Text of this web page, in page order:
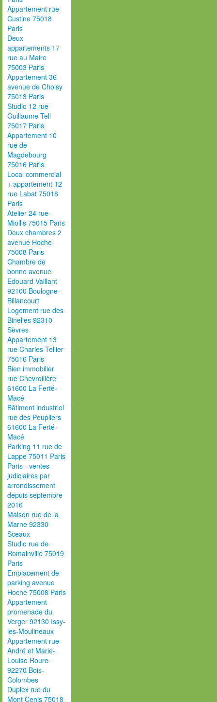
Appartement rue
Custine 75018
Paris
Deux
appartements 17
rue au Maire
75003 Paris
Appartement 36
avenue de Choisy
75013 Paris
Studio 12 rue
Guillaume Tell
75017 Paris
Appartement 10
rue de
Magdebourg
75016 Paris
Local commercial
+ appartement 12
rue Labat 75018
Paris
Atelier 24 rue
Miollis 75015 Paris
Deux chambres 2
avenue Hoche
75008 Paris
Chambre de
bonne avenue
Edouard Vaillant
92100 Boulogne-
Billancourt
Logement rue des
Binelles 92310
Sèvres
Appartement 13
rue Charles Tellier
75016 Paris
Bien immobilier
rue Chevrollière
61600 La Ferté-
Macé
Bâtiment industriel
rue des Peupliers
61600 La Ferté-
Macé
Parking 11 rue de
Lappe 75011 Paris
Paris - ventes
judiciaires par
arrondissement
depuis septembre
2016
Maison rue de la
Marne 92330
Sceaux
Studio rue de
Romainville 75019
Paris
Emplacement de
parking avenue
Hoche 75008 Paris
Appartement
promenade du
Verger 92130 Issy-
les-Moulineaux
Appartement rue
André et Marie-
Louise Roure
92270 Bois-
Colombes
Duplex rue du
Mont Cenis 75018